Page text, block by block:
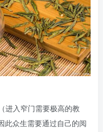
进入窄门需要极高的教
此众生需要通过自己的阅